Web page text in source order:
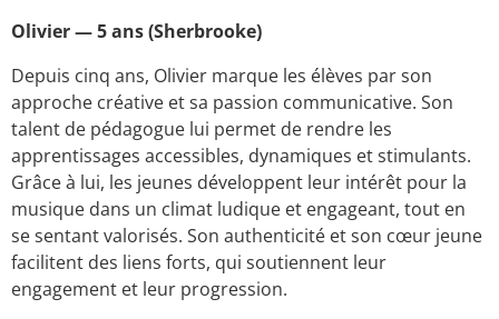
Olivier — 5 ans (Sherbrooke)
Depuis cinq ans, Olivier marque les élèves par son
approche créative et sa passion communicative. Son
talent de pédagogue lui permet de rendre les
apprentissages accessibles, dynamiques et stimulants.
Grâce à lui, les jeunes développent leur intérêt pour la
musique dans un climat ludique et engageant, tout en
se sentant valorisés. Son authenticité et son cœur jeune
facilitent des liens forts, qui soutiennent leur
engagement et leur progression.